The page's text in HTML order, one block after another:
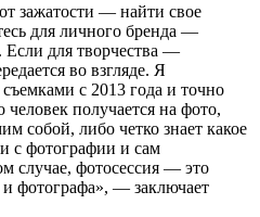
зажатости — найти свое
для личного бренда —
Если для творчества —
во взгляде. Я
с 2013 года и точно
человек получается на фото,
собой, либо четко знает какое
с фотографии и сам
случае, фотосессия — это
фотографа», — заключает